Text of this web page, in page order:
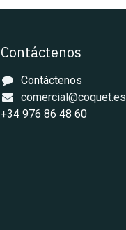
Contáctenos
Contáctenos
comercial@coquet.es
+34 976 86 48 60